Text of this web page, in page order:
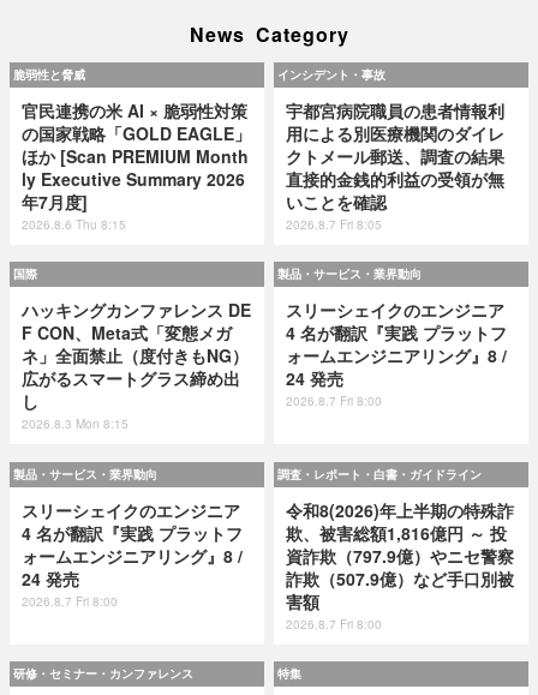
News Category
脆弱性と脅威
官民連携の米 AI × 脆弱性対策
の国家戦略「GOLD EAGLE」
ほか [Scan PREMIUM Month
ly Executive Summary 2026
年7月度]
2026.8.6 Thu 8:15
インシデント・事故
宇都宮病院職員の患者情報利
用による別医療機関のダイレ
クトメール郵送、調査の結果
直接的金銭的利益の受領が無
いことを確認
2026.8.7 Fri 8:05
国際
ハッキングカンファレンス DE
F CON、Meta式「変態メガ
ネ」全面禁止（度付きもNG）
広がるスマートグラス締め出
し
2026.8.3 Mon 8:15
製品・サービス・業界動向
スリーシェイクのエンジニア
4 名が翻訳『実践 プラットフ
ォームエンジニアリング』8 /
24 発売
2026.8.7 Fri 8:00
製品・サービス・業界動向
スリーシェイクのエンジニア
4 名が翻訳『実践 プラットフ
ォームエンジニアリング』8 /
24 発売
2026.8.7 Fri 8:00
調査・レポート・白書・ガイドライン
令和8(2026)年上半期の特殊詐
欺、被害総額1,816億円 ～ 投
資詐欺（797.9億）やニセ警察
詐欺（507.9億）など手口別被
害額
2026.8.7 Fri 8:00
研修・セミナー・カンファレンス 特集